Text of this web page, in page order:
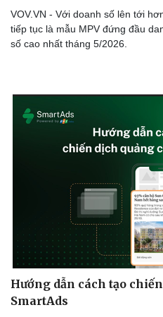
VOV.VN - Với doanh số lên tới
tiếp tục là mẫu MPV đứng đầu
số cao nhất tháng 5/2026.
Hướng dẫn cách tạo
SmartAds